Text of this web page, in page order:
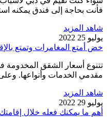
فأنت بحاجة إلى فندق يمكنه
شاهد المزيد
يوليو 25 2022
خض أمتع المغامرات وتمتع
تتنوع أسعار الشقق المخدومة
مقدمي الخدمات وأنواعها.
شاهد المزيد
يوليو 29 2022
أهم ما يمكنك فعله خلال